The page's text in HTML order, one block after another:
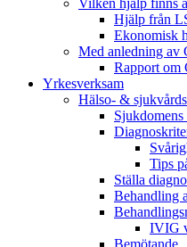
Hjälp från
Ekonomisk
Med anledning
Rapport
Yrkesverksam
Hälso- &
Tips
Ställa
Behandling
IVIG
Bemötande